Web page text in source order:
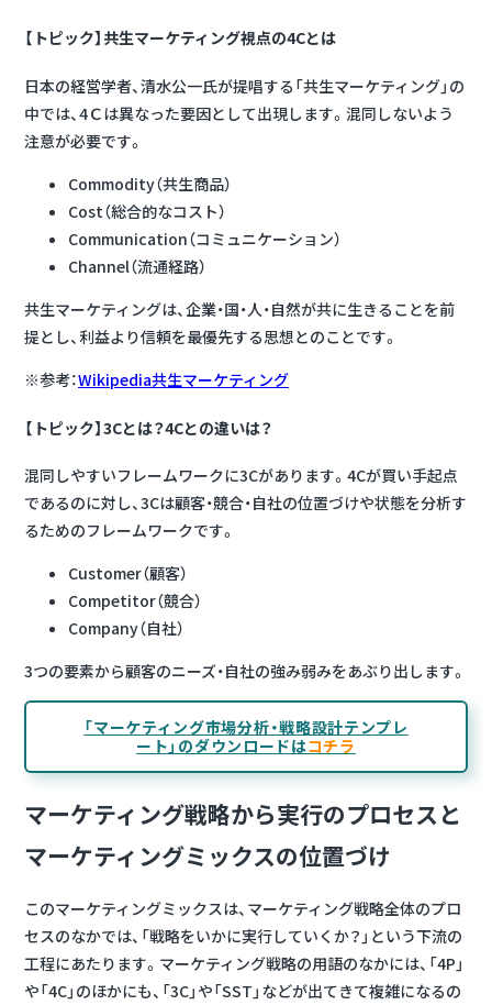
【トピック】共生マーケティング視点の4Cとは
日本の経営学者、清水公一氏が提唱する「共生マーケティング」の
中では、4Ｃは異なった要因として出現します。混同しないよう
注意が必要です。
Commodity（共生商品）
Cost（総合的なコスト）
Communication（コミュニケーション）
Channel（流通経路）
共生マーケティングは、企業・国・人・自然が共に生きることを前
提とし、利益より信頼を最優先する思想とのことです。
※参考：Wikipedia共生マーケティング
【トピック】3Cとは？4Cとの違いは？
混同しやすいフレームワークに3Cがあります。4Cが買い手起点
であるのに対し、3Cは顧客・競合・自社の位置づけや状態を分析す
るためのフレームワークです。
Customer（顧客）
Competitor（競合）
Company（自社）
3つの要素から顧客のニーズ・自社の強み弱みをあぶり出します。
「マーケティング市場分析・戦略設計テンプレ
ート」のダウンロードはコチラ
マーケティング戦略から実行のプロセスと
マーケティングミックスの位置づけ
このマーケティングミックスは、マーケティング戦略全体のプロ
セスのなかでは、「戦略をいかに実行していくか？」という下流の
工程にあたります。マーケティング戦略の用語のなかには、「4P」
や「4C」のほかにも、「3C」や「SST」などが出てきて複雑になるの